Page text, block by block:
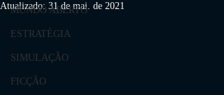
MUNDO ABERTO
ESTRATÉGIA
SIMULAÇÃO
FICÇÃO
Atualizado: 31 de mai. de 2021